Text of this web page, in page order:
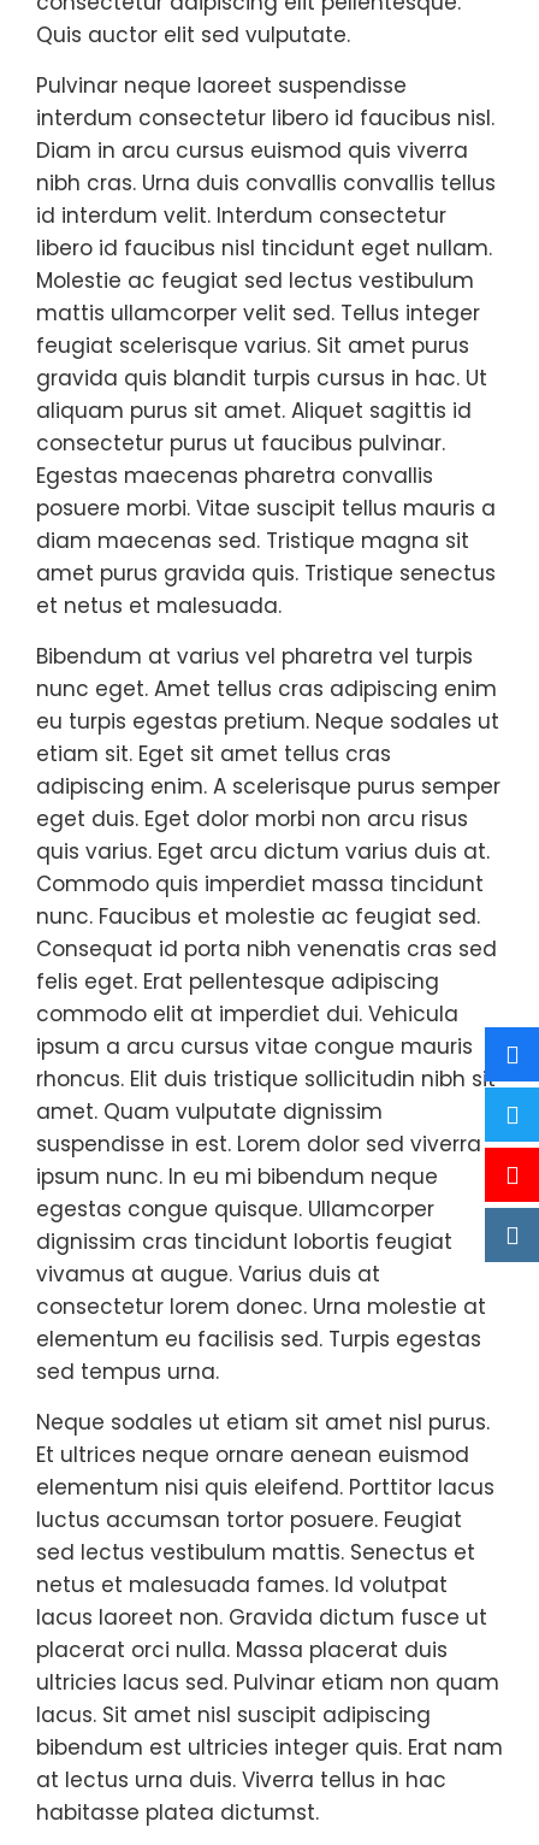
Quis auctor elit sed vulputate.
Pulvinar neque laoreet suspendisse
interdum consectetur libero id faucibus nisl.
Diam in arcu cursus euismod quis viverra
nibh cras. Urna duis convallis convallis tellus
id interdum velit. Interdum consectetur
libero id faucibus nisl tincidunt eget nullam.
Molestie ac feugiat sed lectus vestibulum
mattis ullamcorper velit sed. Tellus integer
feugiat scelerisque varius. Sit amet purus
gravida quis blandit turpis cursus in hac. Ut
aliquam purus sit amet. Aliquet sagittis id
consectetur purus ut faucibus pulvinar.
Egestas maecenas pharetra convallis
posuere morbi. Vitae suscipit tellus mauris a
diam maecenas sed. Tristique magna sit
amet purus gravida quis. Tristique senectus
et netus et malesuada.
Bibendum at varius vel pharetra vel turpis
nunc eget. Amet tellus cras adipiscing enim
eu turpis egestas pretium. Neque sodales ut
etiam sit. Eget sit amet tellus cras
adipiscing enim. A scelerisque purus semper
eget duis. Eget dolor morbi non arcu risus
quis varius. Eget arcu dictum varius duis at.
Commodo quis imperdiet massa tincidunt
nunc. Faucibus et molestie ac feugiat sed.
Consequat id porta nibh venenatis cras sed
felis eget. Erat pellentesque adipiscing
commodo elit at imperdiet dui. Vehicula
ipsum a arcu cursus vitae congue mauris
rhoncus. Elit duis tristique sollicitudin nibh sit
amet. Quam vulputate dignissim
suspendisse in est. Lorem dolor sed viverra
ipsum nunc. In eu mi bibendum neque
egestas congue quisque. Ullamcorper
dignissim cras tincidunt lobortis feugiat
vivamus at augue. Varius duis at
consectetur lorem donec. Urna molestie at
elementum eu facilisis sed. Turpis egestas
sed tempus urna.
Neque sodales ut etiam sit amet nisl purus.
Et ultrices neque ornare aenean euismod
elementum nisi quis eleifend. Porttitor lacus
luctus accumsan tortor posuere. Feugiat
sed lectus vestibulum mattis. Senectus et
netus et malesuada fames. Id volutpat
lacus laoreet non. Gravida dictum fusce ut
placerat orci nulla. Massa placerat duis
ultricies lacus sed. Pulvinar etiam non quam
lacus. Sit amet nisl suscipit adipiscing
bibendum est ultricies integer quis. Erat nam
at lectus urna duis. Viverra tellus in hac
habitasse platea dictumst.